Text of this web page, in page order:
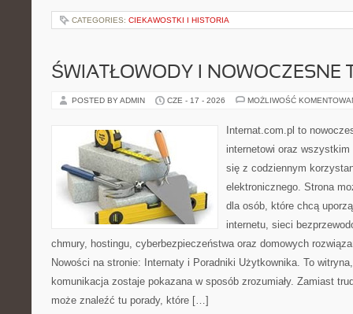
CATEGORIES: CIEKAWOSTKI I HISTORIA
ŚWIATŁOWODY I NOWOCZESNE
POSTED BY ADMIN CZE - 17 - 2026 MOŻLIWOŚĆ
Internat.com.pl to
internetowi oraz
się z codziennym
elektronicznego. Strona
dla osób, które chcą
internetu, sieci
chmury, hostingu, cyberbezpieczeństwa oraz domowych
Nowości na stronie: Internaty i Poradniki Użytkownika. To
komunikacja zostaje pokazana w sposób zrozumiały. Zamiast
może znaleźć tu porady, które […]